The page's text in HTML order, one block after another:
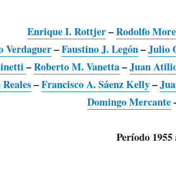
Enrique I. Rottjer–Rodolfo
Verdaguer–Faustino J. Legón–Julio
–Roberto M. Vanetta–Juan
–Francisco A. Sáenz Kelly–
Domingo Mercante
Período 1955